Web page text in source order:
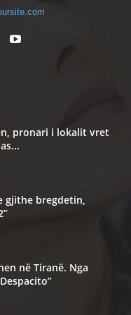
pronari i lokalit vret
bregdetin,
në Tiranë. Nga